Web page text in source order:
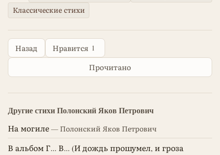
Классические стихи
Назад Нравится 1
Прочитано
Другие стихи Полонский Яков Петрович
На могиле — Полонский Яков Петрович
В альбом Г... В... (И дождь прошумел, и гроза